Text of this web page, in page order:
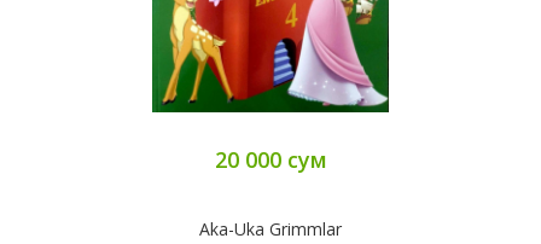
20 000 сум
Aka-Uka Grimmlar